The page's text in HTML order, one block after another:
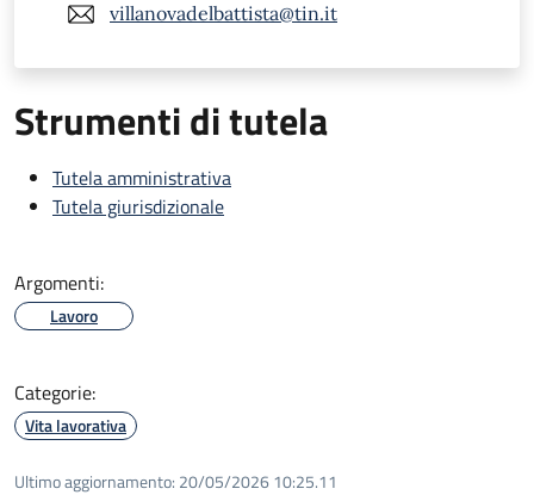
villanovadelbattista@tin.it
Strumenti di tutela
Tutela amministrativa
Tutela giurisdizionale
Argomenti:
Lavoro
Categorie:
Vita lavorativa
Ultimo aggiornamento: 20/05/2026 10:25.11